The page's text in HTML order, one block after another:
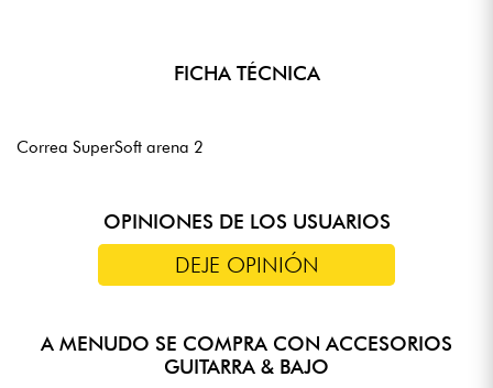
FICHA TÉCNICA
Correa SuperSoft arena 2
OPINIONES DE LOS USUARIOS
DEJE OPINIÓN
A MENUDO SE COMPRA CON ACCESORIOS
GUITARRA & BAJO